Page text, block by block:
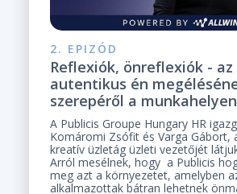
2. EPIZÓD
Reflexiók, önreflexiók - az
autentikus én
szerepéről a munkahelyen
A Publicis Groupe Hungary HR
Komáromi Zsófit és Varga Gábort,
kreatív üzletág üzleti vezetőjét
Arról mesélnek, hogy a Publicis
meg azt a környezetet, amelyben
alkalmazottak bátran lehetnek